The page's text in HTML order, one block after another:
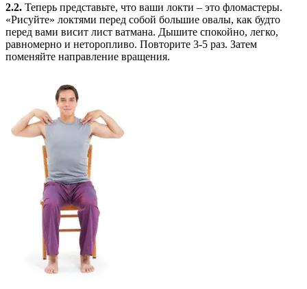
2.2. Теперь представьте, что ваши локти – это фломастеры.
«Рисуйте» локтями перед собой большие овалы, как будто
перед вами висит лист ватмана. Дышите спокойно, легко,
равномерно и неторопливо. Повторите 3-5 раз. Затем
поменяйте направление вращения.